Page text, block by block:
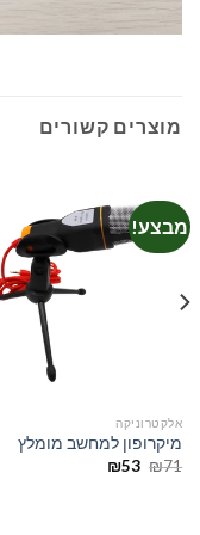
מוצרים קשורים
מבצע!
אלקטרוניקה
מיקרופון למחשב מומלץ
₪71
המחיר
₪53
המחיר